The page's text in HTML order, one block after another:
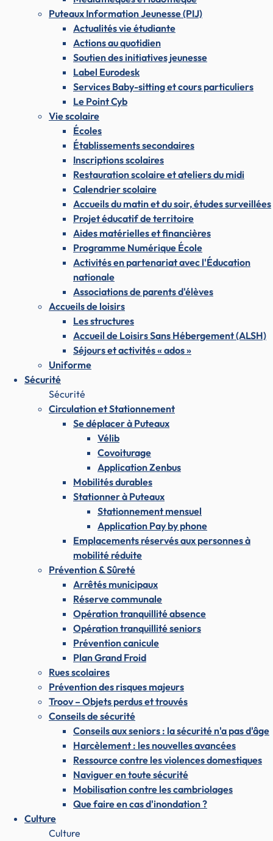
Puteaux Information Jeunesse (PIJ)
Actualités vie étudiante
Actions au quotidien
Soutien des initiatives jeunesse
Label Eurodesk
Services Baby-sitting et cours particuliers
Le Point Cyb
Vie scolaire
Écoles
Établissements secondaires
Inscriptions scolaires
Restauration scolaire et ateliers du midi
Calendrier scolaire
Accueils du matin et du soir, études surveillées
Projet éducatif de territoire
Aides matérielles et financières
Programme Numérique École
Activités en partenariat avec l'Éducation
nationale
Associations de parents d'élèves
Accueils de loisirs
Les structures
Accueil de Loisirs Sans Hébergement (ALSH)
Séjours et activités « ados »
Uniforme
Sécurité
Sécurité
Circulation et Stationnement
Se déplacer à Puteaux
Vélib
Covoiturage
Application Zenbus
Mobilités durables
Stationner à Puteaux
Stationnement mensuel
Application Pay by phone
Emplacements réservés aux personnes à
mobilité réduite
Prévention & Sûreté
Arrêtés municipaux
Réserve communale
Opération tranquillité absence
Opération tranquillité seniors
Prévention canicule
Plan Grand Froid
Rues scolaires
Prévention des risques majeurs
Troov – Objets perdus et trouvés
Conseils de sécurité
Conseils aux seniors : la sécurité n'a pas d'âge
Harcèlement : les nouvelles avancées
Ressource contre les violences domestiques
Naviguer en toute sécurité
Mobilisation contre les cambriolages
Que faire en cas d'inondation ?
Culture
Culture